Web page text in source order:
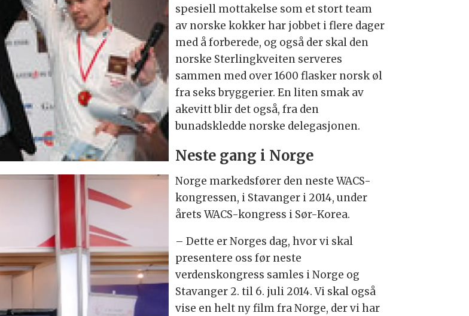
spesiell mottakelse som et stort team
av norske kokker har jobbet i flere dager
med å forberede, og også der skal den
norske Sterlingkveiten serveres
sammen med over 1600 flasker norsk øl
fra seks bryggerier. En liten smak av
akevitt blir det også, fra den
bunadskledde norske delegasjonen.
Neste gang i Norge
Norge markedsfører den neste WACS-
kongressen, i Stavanger i 2014, under
årets WACS-kongress i Sør-Korea.
– Dette er Norges dag, hvor vi skal
presentere oss før neste
verdenskongress samles i Norge og
Stavanger 2. til 6. juli 2014. Vi skal også
vise en helt ny film fra Norge, der vi har